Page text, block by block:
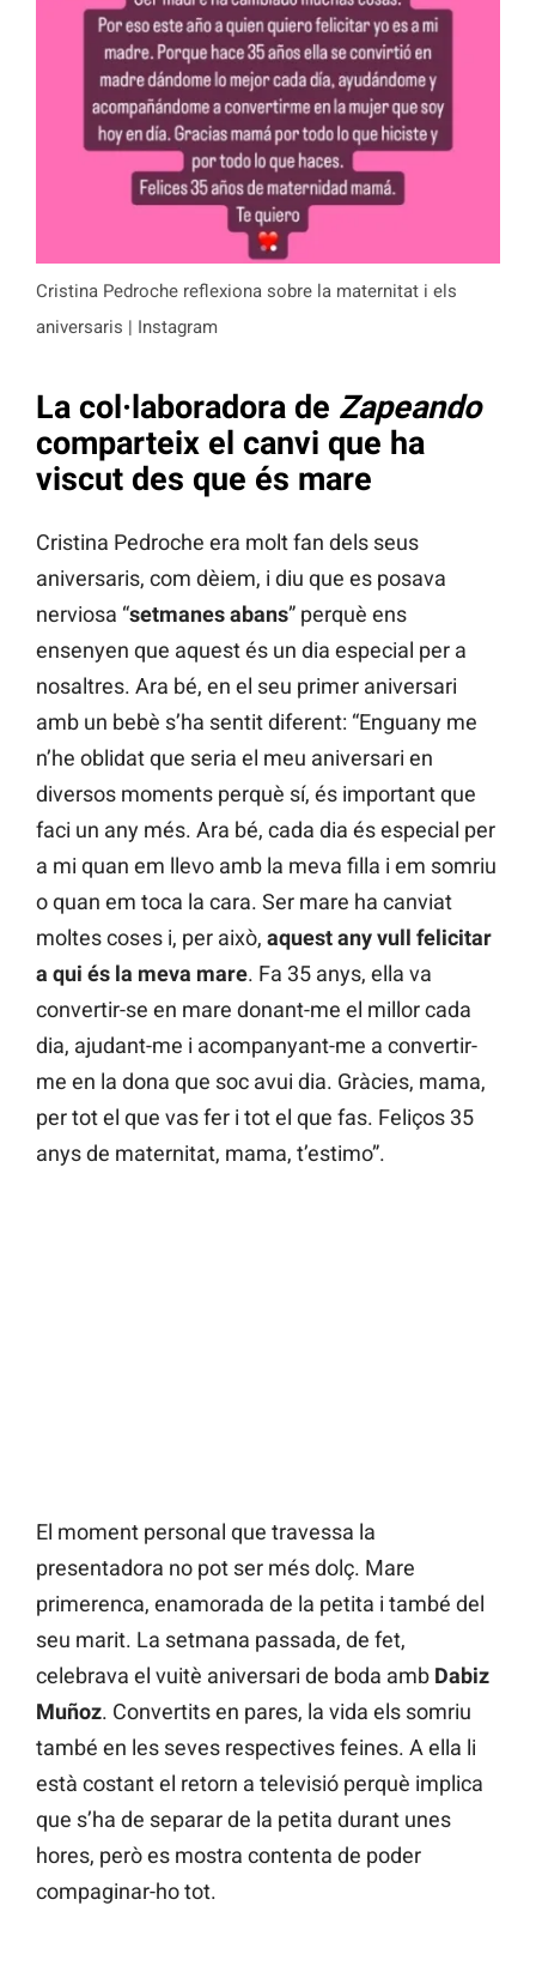
Cristina Pedroche reflexiona sobre la maternitat i els
aniversaris | Instagram
La col·laboradora de Zapeando
comparteix el canvi que ha
viscut des que és mare
Cristina Pedroche era molt fan dels seus
aniversaris, com dèiem, i diu que es posava
nerviosa “setmanes abans” perquè ens
ensenyen que aquest és un dia especial per a
nosaltres. Ara bé, en el seu primer aniversari
amb un bebè s’ha sentit diferent: “Enguany me
n’he oblidat que seria el meu aniversari en
diversos moments perquè sí, és important que
faci un any més. Ara bé, cada dia és especial per
a mi quan em llevo amb la meva filla i em somriu
o quan em toca la cara. Ser mare ha canviat
moltes coses i, per això, aquest any vull felicitar
a qui és la meva mare. Fa 35 anys, ella va
convertir-se en mare donant-me el millor cada
dia, ajudant-me i acompanyant-me a convertir-
me en la dona que soc avui dia. Gràcies, mama,
per tot el que vas fer i tot el que fas. Feliços 35
anys de maternitat, mama, t’estimo”.
El moment personal que travessa la
presentadora no pot ser més dolç. Mare
primerenca, enamorada de la petita i també del
seu marit. La setmana passada, de fet,
celebrava el vuitè aniversari de boda amb Dabiz
Muñoz. Convertits en pares, la vida els somriu
també en les seves respectives feines. A ella li
està costant el retorn a televisió perquè implica
que s’ha de separar de la petita durant unes
hores, però es mostra contenta de poder
compaginar-ho tot.